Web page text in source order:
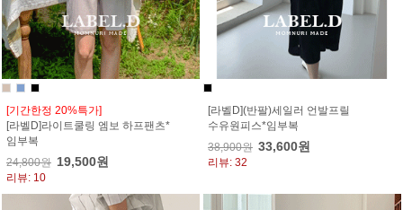
[기간한정 20%특가]
[라벨D]라이트쿨링 엠보 하프팬츠*
임부복
24,800원 19,500원
리뷰: 10
[라벨D](반팔)세일러 언발프릴
수유원피스*임부복
38,900원 33,600원
리뷰: 32